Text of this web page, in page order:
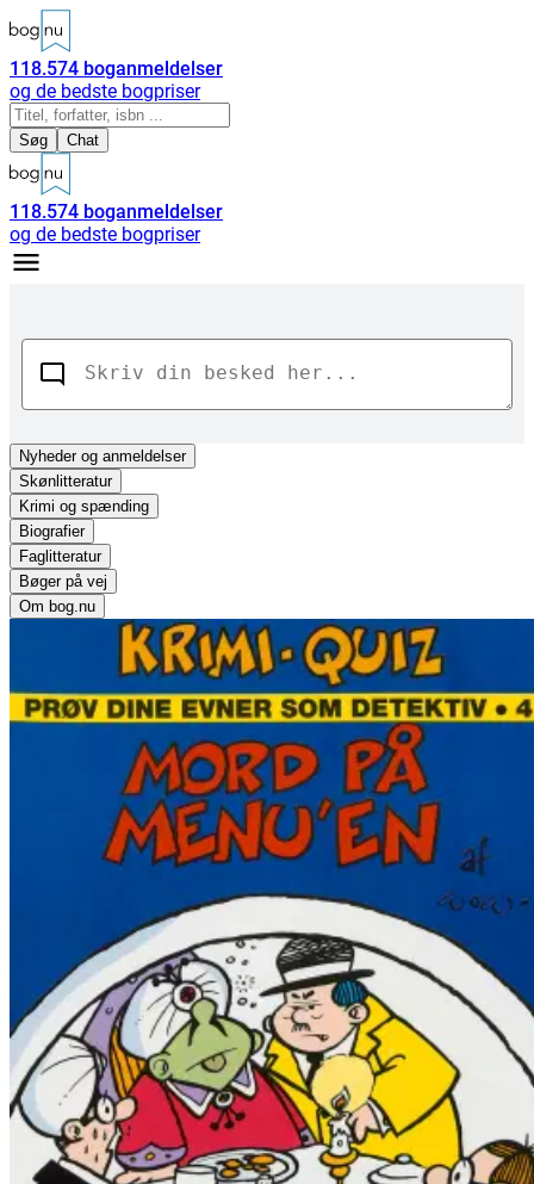
118.574 boganmeldelser
og de bedste bogpriser
Søg Chat
118.574 boganmeldelser
og de bedste bogpriser
Nyhederog anmeldelser
Skønlitteratur
Krimi og spænding
Biografier
Faglitteratur
Bøger på vej
Om bog.nu